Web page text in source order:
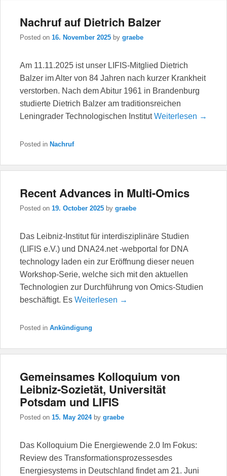
Nachruf auf Dietrich Balzer
Posted on 16. November 2025 by graebe
Am 11.11.2025 ist unser LIFIS-Mitglied Dietrich
Balzer im Alter von 84 Jahren nach kurzer Krankheit
verstorben. Nach dem Abitur 1961 in Brandenburg
studierte Dietrich Balzer am traditionsreichen
Leningrader Technologischen InstitutWeiterlesen →
Posted in Nachruf
Recent Advances in Multi-Omics
Posted on 19. October 2025 by graebe
Das Leibniz-Institut für interdisziplinäre Studien
(LIFIS e.V.) und DNA24.net -webportal for DNA
technology laden ein zur Eröffnung dieser neuen
Workshop-Serie, welche sich mit den aktuellen
Technologien zur Durchführung von Omics-Studien
beschäftigt. Es Weiterlesen →
Posted in Ankündigung
Gemeinsames Kolloquium von
Leibniz-Sozietät, Universität
Potsdam und LIFIS
Posted on 15. May 2024 by graebe
Das Kolloquium Die Energiewende 2.0 Im Fokus:
Review des Transformationsprozessesdes
Energiesystems in Deutschland findet am 21. Juni